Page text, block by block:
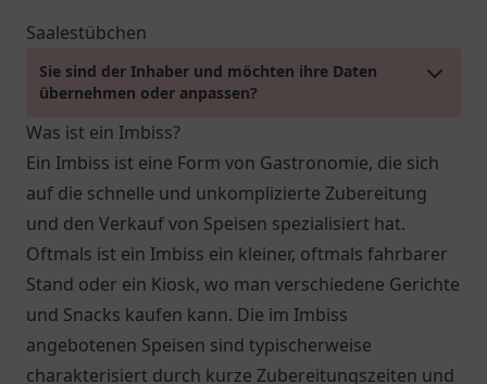
Saalestübchen
Sie sind der Inhaber und möchten ihre Daten
übernehmen oder anpassen?
Was ist ein Imbiss?
Ein Imbiss ist eine Form von Gastronomie, die sich
auf die schnelle und unkomplizierte Zubereitung
und den Verkauf von Speisen spezialisiert hat.
Oftmals ist ein Imbiss ein kleiner, oftmals fahrbarer
Stand oder ein Kiosk, wo man verschiedene Gerichte
und Snacks kaufen kann. Die im Imbiss
angebotenen Speisen sind typischerweise
charakterisiert durch kurze Zubereitungszeiten und